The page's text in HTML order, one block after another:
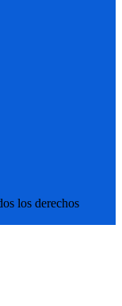
los derechos